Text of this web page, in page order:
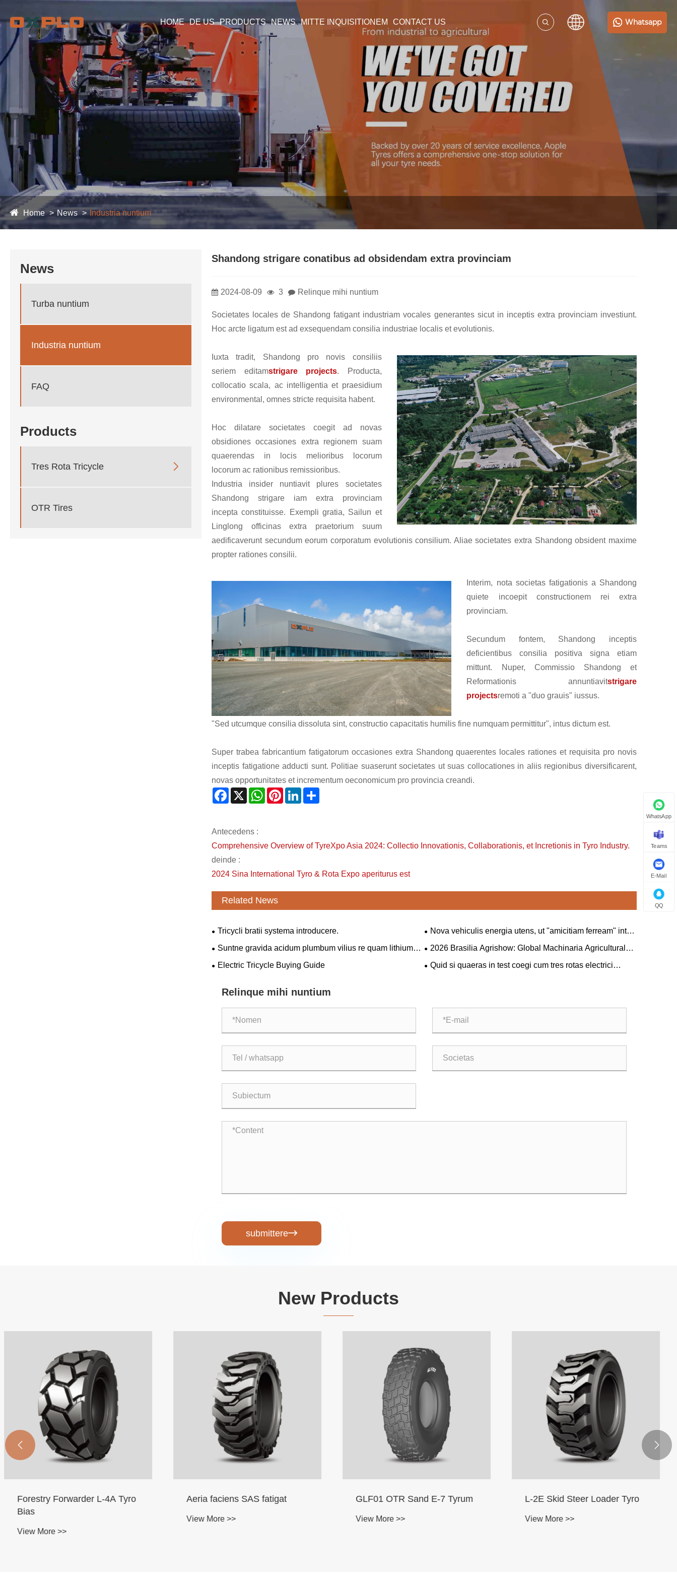
HOME DE US PRODUCTS NEWS MITTE INQUISITIONEM CONTACT US Whatsapp
Home News Industria nuntium
News
Turba nuntium
Industria nuntium
FAQ
Products
Tres Rota Tricycle 
OTR Tires
Shandong strigare conatibus ad obsidendam extra provinciam
2024-08-09 3 Relinque mihi nuntium
Societates locales de Shandong fatigant industriam vocales generantes sicut in inceptis extra provinciam investiunt.
Hoc arcte ligatum est ad exsequendam consilia industriae localis et evolutionis.
Iuxta tradit, Shandong pro novis consiliis
seriem editamstrigare projects. Producta,
collocatio scala, ac intelligentia et praesidium
environmental, omnes stricte requisita habent.
Hoc dilatare societates coegit ad novas
obsidiones occasiones extra regionem suam
quaerendas in locis melioribus locorum
locorum ac rationibus remissioribus.
Industria insider nuntiavit plures societates
Shandong strigare iam extra provinciam
incepta constituisse. Exempli gratia, Sailun et
Linglong officinas extra praetorium suum
aedificaverunt secundum eorum corporatum evolutionis consilium. Aliae societates extra Shandong obsident maxime
propter rationes consilii.
Interim, nota societas fatigationis a Shandong
quiete incoepit constructionem rei extra
provinciam.
Secundum fontem, Shandong inceptis
deficientibus consilia positiva signa etiam
mittunt. Nuper, Commissio Shandong et
Reformationis annuntiavitstrigare
projectsremoti a "duo grauis" iussus.
"Sed utcumque consilia dissoluta sint, constructio capacitatis humilis fine numquam permittitur", intus dictum est.
Super trabea fabricantium fatigatorum occasiones extra Shandong quaerentes locales rationes et requisita pro novis
inceptis fatigatione adducti sunt. Politiae suaserunt societates ut suas collocationes in aliis regionibus diversificarent,
novas opportunitates et incrementum oeconomicum pro provincia creandi.
Facebook
X WhatsAppPinterestLinkedIn
Antecedens :
Comprehensive Overview of TyreXpo Asia 2024: Collectio Innovationis, Collaborationis, et Incretionis in Tyro Industry.
deinde :
2024 Sina International Tyro & Rota Expo aperiturus est
Related News
Tricycli bratii systema introducere.
Nova vehiculis energia utens, ut "amicitiam ferream" inter
Sinas et Serbiam coniunctim solidatur.
Suntne gravida acidum plumbum vilius re quam lithium
gravida?
2026 Brasilia Agrishow: Global Machinaria Agricultural
Giants Collaborate in Novo Blueprint pro modernisationum
Americanarum agriculturae Latinae
Electric Tricycle Buying Guide
Quid si quaeras in test coegi cum tres rotas electrici
Relinque mihi nuntium
submittere
New Products
Aeria faciens SAS fatigat GLF01 OTR Sand E-7 Tyrum
View More >>
L-2E Skid Steer Loader Tyro
View More >>
Terra Movens L5 Tyro -Bias
View More >>
 
WhatsApp
Teams
E-Mail
QQ